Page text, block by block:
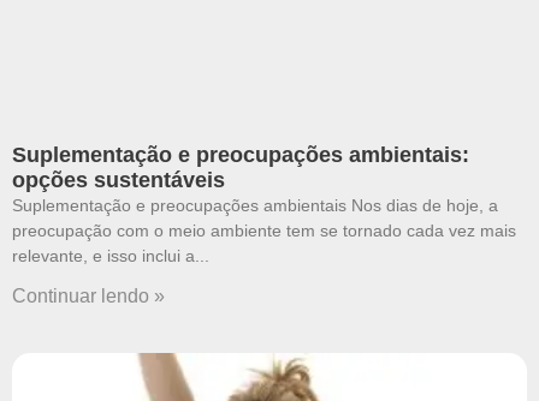
Suplementação e preocupações ambientais:
opções sustentáveis
Suplementação e preocupações ambientais Nos dias de hoje, a
preocupação com o meio ambiente tem se tornado cada vez mais
relevante, e isso inclui a
Continuar lendo »